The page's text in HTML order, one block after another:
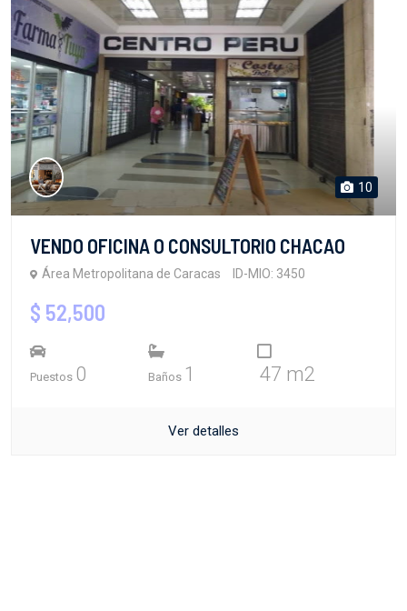
10
VENDO OFICINA O CONSULTORIO CHACAO
Área Metropolitana de Caracas ID-MIO: 3450
$ 52,500
Puestos 0 Baños 1 47 m2
Ver detalles